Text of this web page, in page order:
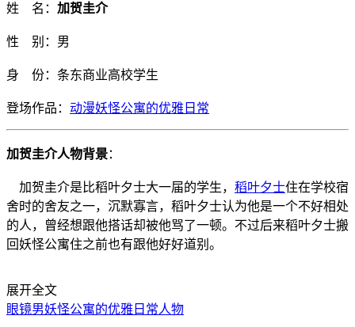
姓 名： 加贺圭介
性 别：男
身 份：条东商业高校学生
登场作品： 动漫妖怪公寓的优雅日常
加贺圭介人物背景：
加贺圭介是比稻叶夕士大一届的学生， 稻叶夕士住在学校宿
舍时的舍友之一，沉默寡言，稻叶夕士认为他是一个不好相处
的人，曾经想跟他搭话却被他骂了一顿。不过后来稻叶夕士搬
回妖怪公寓住之前也有跟他好好道别。
展开全文
眼镜男妖怪公寓的优雅日常人物